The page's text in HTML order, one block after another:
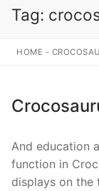
Tag:
HOME -
And education
function in
displays on